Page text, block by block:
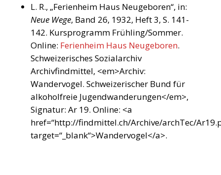
L. R., „Ferienheim Haus Neugeboren“, in:
Neue Wege, Band 26, 1932, Heft 3, S. 141-
142. Kursprogramm Frühling/Sommer.
Online: Ferienheim Haus Neugeboren.
Schweizerisches Sozialarchiv
Archivfindmittel, <em>Archiv:
Wandervogel. Schweizerischer Bund für
alkoholfreie Jugendwanderungen</em>,
Signatur: Ar 19. Online: <a
href=“http://findmittel.ch/Archive/archTec/
target=“_blank“>Wandervogel</a>.